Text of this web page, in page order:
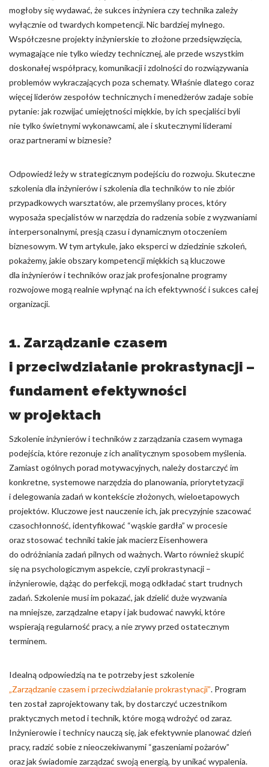
mogłoby się wydawać, że sukces inżyniera czy technika zależy
wyłącznie od twardych kompetencji. Nic bardziej mylnego.
Współczesne projekty inżynierskie to złożone przedsięwzięcia,
wymagające nie tylko wiedzy technicznej, ale przede wszystkim
doskonałej współpracy, komunikacji i zdolności do rozwiązywania
problemów wykraczających poza schematy. Właśnie dlatego coraz
więcej liderów zespołów technicznych i menedżerów zadaje sobie
pytanie: jak rozwijać umiejętności miękkie, by ich specjaliści byli
nie tylko świetnymi wykonawcami, ale i skutecznymi liderami
oraz partnerami w biznesie?
Odpowiedź leży w strategicznym podejściu do rozwoju. Skuteczne
szkolenia dla inżynierów i szkolenia dla techników to nie zbiór
przypadkowych warsztatów, ale przemyślany proces, który
wyposaża specjalistów w narzędzia do radzenia sobie z wyzwaniami
interpersonalnymi, presją czasu i dynamicznym otoczeniem
biznesowym. W tym artykule, jako eksperci w dziedzinie szkoleń,
pokażemy, jakie obszary kompetencji miękkich są kluczowe
dla inżynierów i techników oraz jak profesjonalne programy
rozwojowe mogą realnie wpłynąć na ich efektywność i sukces całej
organizacji.
1. Zarządzanie czasem
i przeciwdziałanie prokrastynacji –
fundament efektywności
w projektach
Szkolenie inżynierów i techników z zarządzania czasem wymaga
podejścia, które rezonuje z ich analitycznym sposobem myślenia.
Zamiast ogólnych porad motywacyjnych, należy dostarczyć im
konkretne, systemowe narzędzia do planowania, priorytetyzacji
i delegowania zadań w kontekście złożonych, wieloetapowych
projektów. Kluczowe jest nauczenie ich, jak precyzyjnie szacować
czasochłonność, identyfikować “wąskie gardła” w procesie
oraz stosować techniki takie jak macierz Eisenhowera
do odróżniania zadań pilnych od ważnych. Warto również skupić
się na psychologicznym aspekcie, czyli prokrastynacji –
inżynierowie, dążąc do perfekcji, mogą odkładać start trudnych
zadań. Szkolenie musi im pokazać, jak dzielić duże wyzwania
na mniejsze, zarządzalne etapy i jak budować nawyki, które
wspierają regularność pracy, a nie zrywy przed ostatecznym
terminem.
Idealną odpowiedzią na te potrzeby jest szkolenie
„Zarządzanie czasem i przeciwdziałanie prokrastynacji”. Program
ten został zaprojektowany tak, by dostarczyć uczestnikom
praktycznych metod i technik, które mogą wdrożyć od zaraz.
Inżynierowie i technicy nauczą się, jak efektywnie planować dzień
pracy, radzić sobie z nieoczekiwanymi “gaszeniami pożarów”
oraz jak świadomie zarządzać swoją energią, by unikać wypalenia.
Odrzuć
Zapisz moje preferencje
Akceptuj wszystko